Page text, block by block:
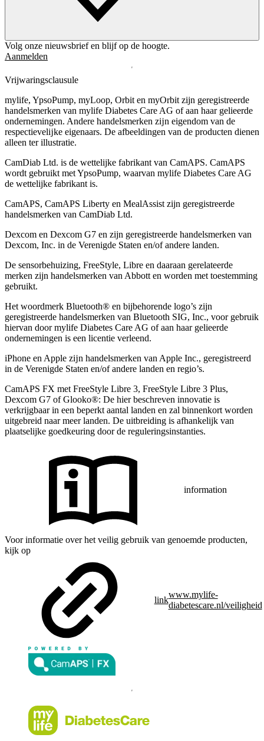
Volg onze nieuwsbrief en blijf op de hoogte.
Aanmelden
Vrijwaringsclausule
mylife, YpsoPump, myLoop, Orbit en myOrbit zijn geregistreerde
handelsmerken van mylife Diabetes Care AG of aan haar gelieerde
ondernemingen. Andere handelsmerken zĳn eigendom van de
respectievelĳke eigenaars. De afbeeldingen van de producten dienen
alleen ter illustratie.
CamDiab Ltd. is de wettelijke fabrikant van CamAPS. CamAPS
wordt gebruikt met YpsoPump, waarvan mylife Diabetes Care AG
de wettelijke fabrikant is.
CamAPS, CamAPS Liberty en MealAssist zijn geregistreerde
handelsmerken van CamDiab Ltd.
Dexcom en Dexcom G7 en zijn geregistreerde handelsmerken van
Dexcom, Inc. in de Verenigde Staten en/of andere landen.
De sensorbehuizing, FreeStyle, Libre en daaraan gerelateerde
merken zijn handelsmerken van Abbott en worden met toestemming
gebruikt.
Het woordmerk Bluetooth® en bijbehorende logo’s zijn
geregistreerde handelsmerken van Bluetooth SIG, Inc., voor gebruik
hiervan door mylife Diabetes Care AG of aan haar gelieerde
ondernemingen is een licentie verleend.
iPhone en Apple zĳn handelsmerken van Apple Inc., geregistreerd
in de Verenigde Staten en/of andere landen en regio’s.
CamAPS FX met FreeStyle Libre 3, FreeStyle Libre 3 Plus,
Dexcom G7 of Glooko®: De hier beschreven innovatie is
verkrijgbaar in een beperkt aantal landen en zal binnenkort worden
uitgebreid naar meer landen. De uitbreiding is afhankelijk van
plaatselijke goedkeuring door de reguleringsinstanties.
information
Voor informatie over het veilig gebruik van genoemde producten,
kijk op
link
www.mylife-
diabetescare.nl/veiligheid